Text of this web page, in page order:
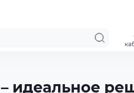
идеальное